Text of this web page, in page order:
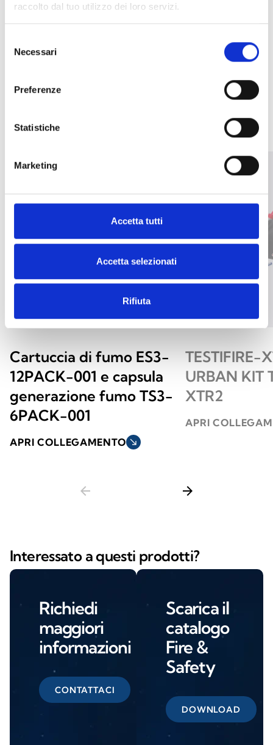
raccolto dal tuo utilizzo dei loro servizi.
delNecessari
Preferenze
Statistiche
Marketing
Accetta tutti
Accetta selezionati
Rifiuta
Cartuccia di fumo ES3-
12PACK-001 e capsula
generazione fumo TS3-
6PACK-001
APRI COLLEGAMENTO south_east
TESTIFIRE-
URBAN KIT
XTR2
APRI
arrow_back arrow_forward
Interessato a questi prodotti?
Richiedi
maggiori
informazioni
CONTATTACI
Scarica il
catalogo
Fire &
Safety
DOWNLOAD